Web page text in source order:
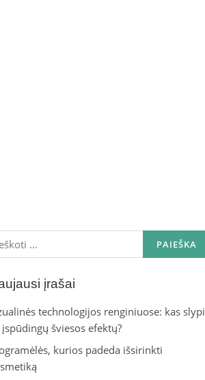
įrašai
technologijos renginiuose: kas slypi
įspūdingų šviesos efektų?
kurios padeda išsirinkti